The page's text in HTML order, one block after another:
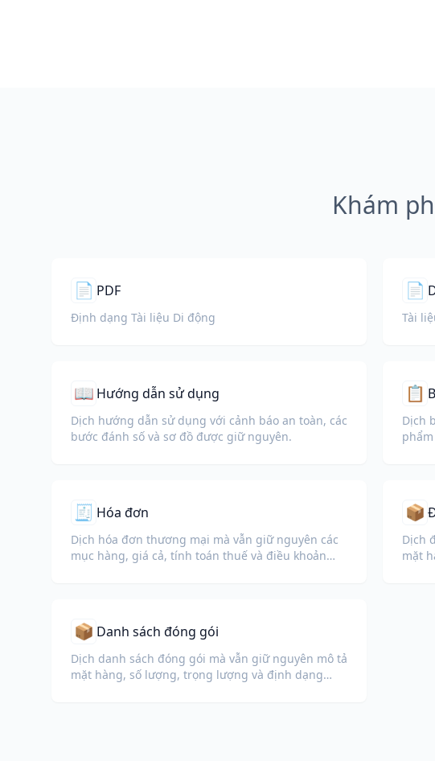
Khám
📄 PDF
Định dạng Tài liệu Di động
📄
Tài
📖 Hướng dẫn sử dụng
Dịch hướng dẫn sử dụng với cảnh báo an toàn, các
bước đánh số và sơ đồ được giữ nguyên.
📋
Dịch
🧾 Hóa đơn
Dịch hóa đơn thương mại mà vẫn giữ nguyên các
mục hàng, giá cả, tính toán thuế và điều khoản
📦
Dịch
mặt
📦 Danh sách đóng gói
Dịch danh sách đóng gói mà vẫn giữ nguyên mô tả
mặt hàng, số lượng, trọng lượng và định dạng